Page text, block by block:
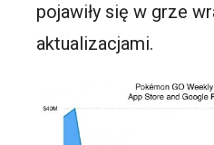
pojawiły się w grze
aktualizacjami.